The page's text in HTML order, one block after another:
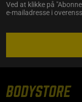
Ved at klikke på
e-mailadresse i